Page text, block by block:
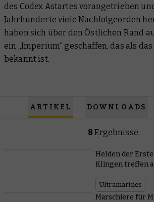
des Codex Astartes vorangetrieben
Jahrhunderte viele Nachfolgeorden
haben sich über den Östlichen Rand
ein „Imperium“ geschaffen, das als
bekannt ist.
ARTIKEL DOWNLOADS
8Ergebnisse
Helden der
Klingen treffen
Ultramarines
Marschiere für